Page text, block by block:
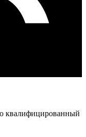
квалифицированный